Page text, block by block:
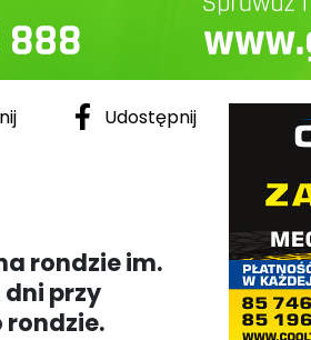
Udostępnij
rondzie im.
przy
rondzie.